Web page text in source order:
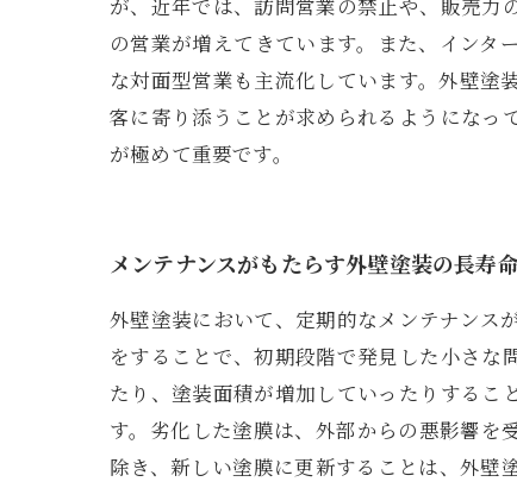
が、近年では、訪問営業の禁止や、販売力
の営業が増えてきています。また、イン
な対面型営業も主流化しています。外壁
客に寄り添うことが求められるようになっ
が極めて重要です。
メンテナンスがもたらす外壁塗装の長寿
外壁塗装において、定期的なメンテナンス
をすることで、初期段階で発見した小さな
たり、塗装面積が増加していったりするこ
す。劣化した塗膜は、外部からの悪影響を
除き、新しい塗膜に更新することは、外壁